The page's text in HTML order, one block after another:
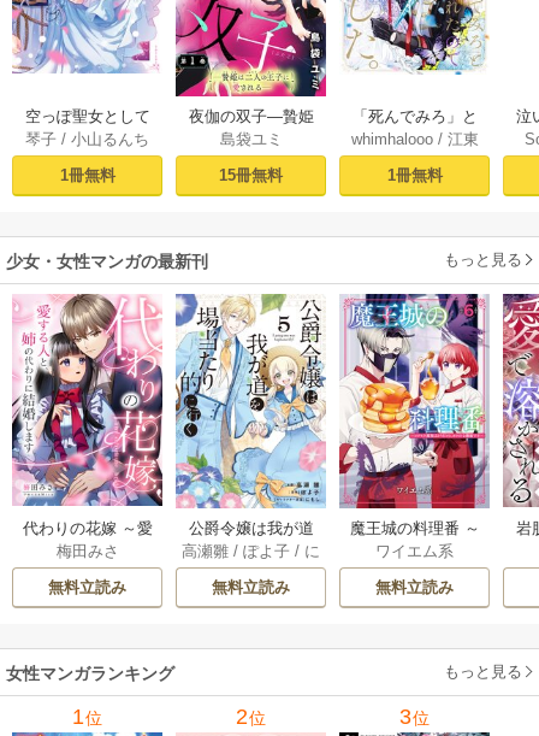
空っぽ聖女として
捨てられたはず
が、嫁ぎ先の皇帝
陛下に溺愛されて
シーモア限定版】
琴子 /小山るんち
1冊無料
夜伽の双子―贄姫
は二人の王子に愛
される―【マイク
ロ】 1
島袋ユミ
15冊無料
「死んでみろ」と
言われたので死に
ました。 1
whimhalooo/ 江東
しろ/ 蘭らむ
1冊無料
泣
少女・女性マンガの最新刊 もっと見る
代わりの花嫁 ～愛
する人と、姉の代
わりに結婚します
～ 18巻
梅田みさ
無料立読み
公爵令嬢は我が道
を場当たり的に行
く 5巻
高瀬雛 /ぽよ子 / に
もし
無料立読み
魔王城の料理番 ～
コワモテ魔族ばか
りだけど、ホワイ
トな職場です～ 6巻
ワイエム系
無料立読み
岩
女性マンガランキング もっと見る
1位 2位 3位